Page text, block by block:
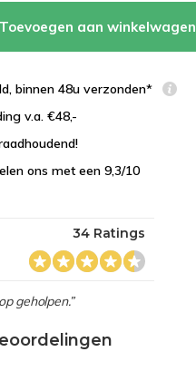
Toevoegen aan winkelwagen
binnen 48u verzonden*
v.a. €48,-
ons met een 9,3/10
34 Ratings
geholpen.”